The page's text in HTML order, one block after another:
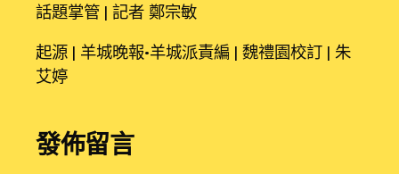
話題掌管 | 記者 鄭宗敏
起源 | 羊城晚報•羊城派責編 | 魏禮園校訂 | 朱
艾婷
發佈留言